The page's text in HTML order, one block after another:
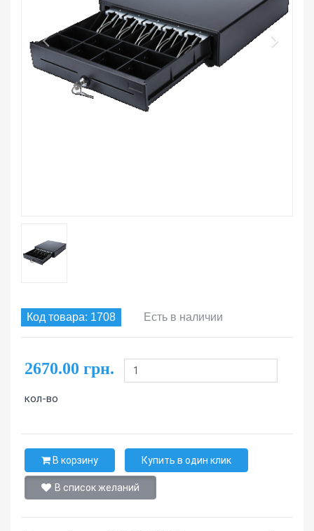
Код товара: 1708 Есть в наличии
2670.00 грн.
кол-во
В корзину Купить в один клик
В список желаний